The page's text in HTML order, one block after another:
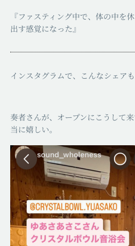
『ファスティング中で、体の中を
出す感覚になった』
インスタグラムで、こんなシェア
奏者さんが、オープンにこうして
当に嬉しい。